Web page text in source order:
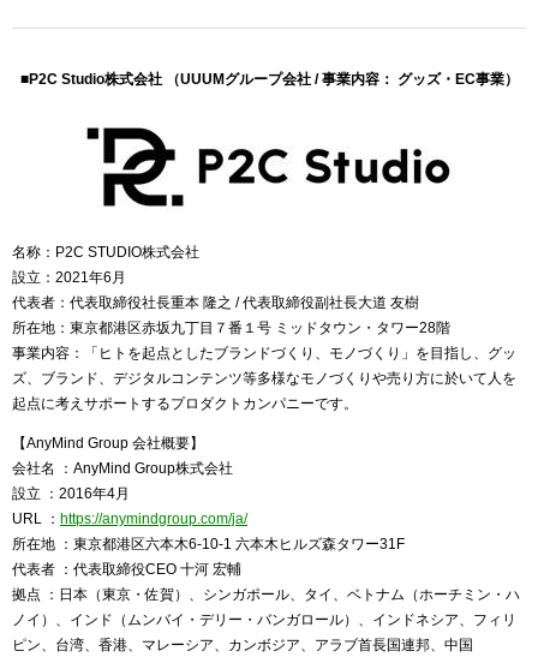
■P2C Studio株式会社 （UUUMグループ会社 / 事業内容： グッズ・EC事業）
名称：P2C STUDIO株式会社
設立：2021年6月
代表者：代表取締役社長重本 隆之 / 代表取締役副社長大道 友樹
所在地：東京都港区赤坂九丁目７番１号 ミッドタウン・タワー28階
事業内容：「ヒトを起点としたブランドづくり、モノづくり」を目指し、グッ
ズ、ブランド、デジタルコンテンツ等多様なモノづくりや売り方に於いて人を
起点に考えサポートするプロダクトカンパニーです。
【AnyMind Group 会社概要】
会社名 ：AnyMind Group株式会社
設立 ：2016年4月
URL ： https://anymindgroup.com/ja/
所在地 ：東京都港区六本木6-10-1 六本木ヒルズ森タワー31F
代表者 ：代表取締役CEO 十河 宏輔
拠点 ：日本（東京・佐賀）、シンガポール、タイ、ベトナム（ホーチミン・ハ
ノイ）、インド（ムンバイ・デリー・バンガロール）、インドネシア、フィリ
ピン、台湾、香港、マレーシア、カンボジア、アラブ首長国連邦、中国